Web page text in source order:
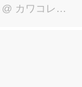
@ カワコレメディア編集部